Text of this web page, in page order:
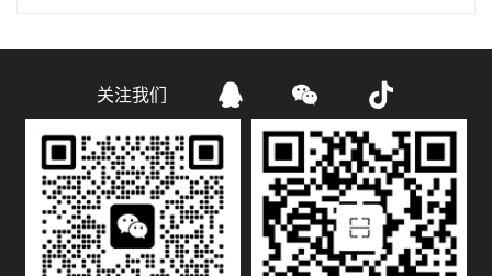
关注我们   